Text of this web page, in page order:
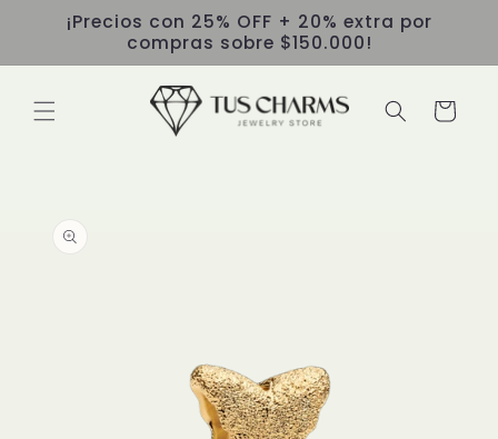
directamente
¡Precios con 25% OFF + 20% extra por
compras sobre $150.000!
Carrito
información